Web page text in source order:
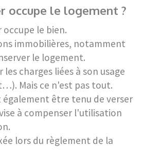
occupe le logement ?
le bien.
immobilières, notamment
le logement.
charges liées à son usage
Mais ce n'est pas tout.
être tenu de verser
à compenser l'utilisation
lors du règlement de la